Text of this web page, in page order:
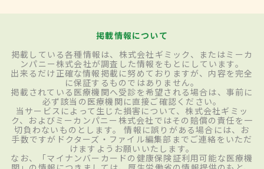
掲載情報について
掲載している各種情報は、株式会社ギミック、またはミーカ
ンパニー株式会社が調査した情報をもとにしています。
出来るだけ正確な情報掲載に努めておりますが、内容を完全
に保証するものではありません。
掲載されている医療機関へ受診を希望される場合は、事前に
必ず該当の医療機関に直接ご確認ください。
当サービスによって生じた損害について、株式会社ギミッ
ク、およびミーカンパニー株式会社ではその賠償の責任を一
切負わないものとします。 情報に誤りがある場合には、お
手数ですがドクターズ・ファイル編集部までご連絡をいただ
けますようお願いいたします。
なお、「マイナンバーカードの健康保険証利用可能な医療機